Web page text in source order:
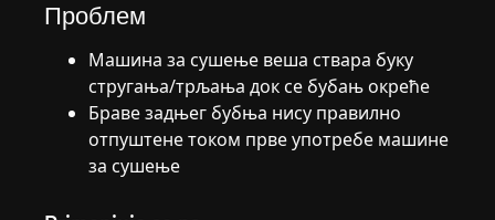
Проблем
Машина за сушење веша ствара буку
стругања/трљања док се бубањ окреће
Браве задњег бубња нису правилно
отпуштене током прве употребе машине
за сушење